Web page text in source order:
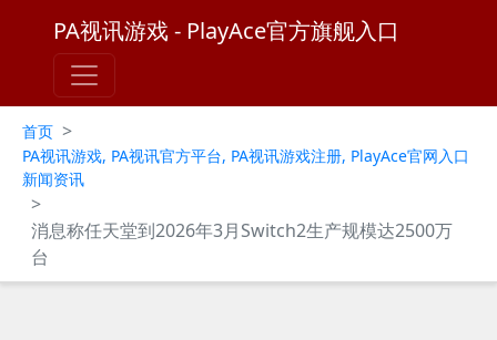
PA视讯游戏 - PlayAce官方旗舰入口
首页 >
PA视讯游戏, PA视讯官方平台, PA视讯游戏注册, PlayAce官网入口
新闻资讯
>
消息称任天堂到2026年3月Switch2生产规模达2500万
台